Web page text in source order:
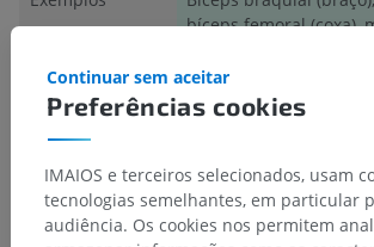
bíceps femoral (coxa),
Estrutura do
tendão
Tendão terminal único
A tradução está
Preferências cookies
Continuar sem aceitar
IMAIOS e terceiros selecionados, usam
tecnologias semelhantes, em particular
audiência. Os cookies nos permitem